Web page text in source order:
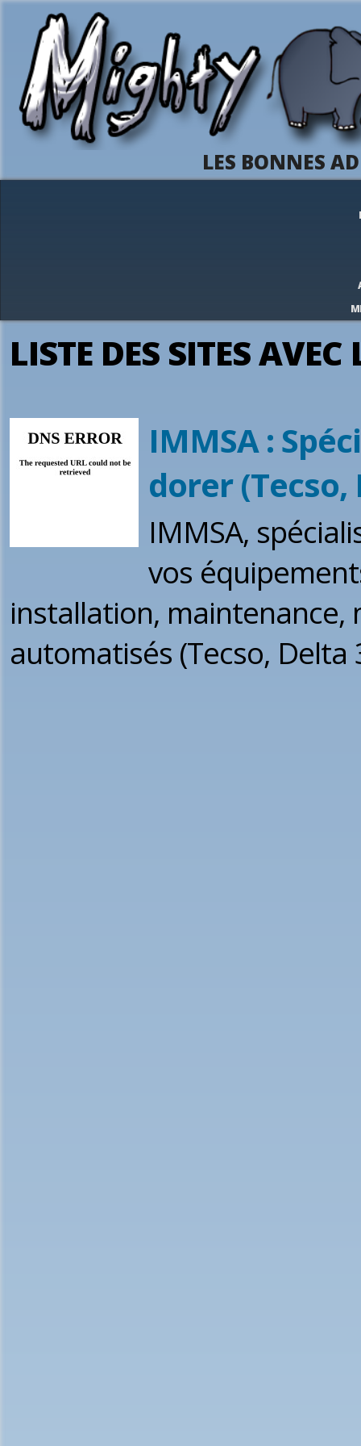
LES BONNES
LISTE DES SITES
IMMSA :
dorer
IMMSA,
vos
installation, maintenance,
automatisés (Tecso, Delta